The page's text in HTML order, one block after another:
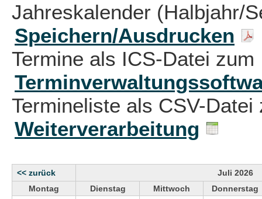
Jahreskalender (Halbjahr/
Speichern/Ausdrucken
Termine als ICS-Datei zum
Termineliste als CSV-
Weiterverarbeitung
<< zurück
Juli 2026
Montag
Dienstag Mittwoch Donnerstag